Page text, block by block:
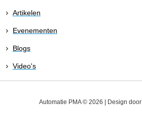
Artikelen
Evenementen
Blogs
Video's
Automatie PMA © 2026 | Design door